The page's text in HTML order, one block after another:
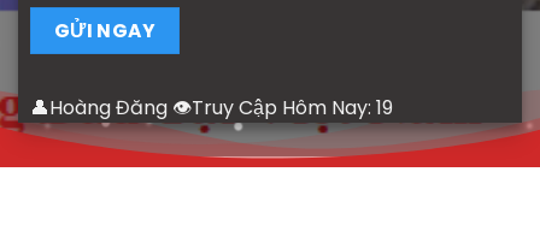
👤Hoàng Đăng 👁Truy Cập Hôm Nay: 19